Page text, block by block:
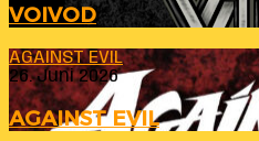
VOIVOD
AGAINST EVIL
26. Juni 2026
AGAINST EVIL